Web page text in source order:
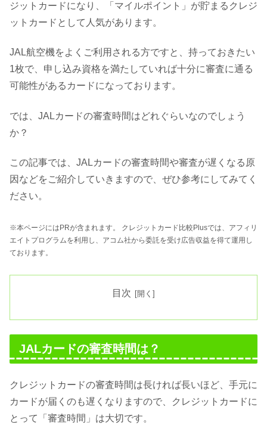
ジットカードになり、「マイルポイント」が貯まるクレジ
ットカードとして人気があります。
JAL航空機をよくご利用される方ですと、持っておきたい
1枚で、申し込み資格を満たしていれば十分に審査に通る
可能性があるカードになっております。
では、JALカードの審査時間はどれぐらいなのでしょう
か？
この記事では、JALカードの審査時間や審査が遅くなる原
因などをご紹介していきますので、ぜひ参考にしてみてく
ださい。
※本ページにはPRが含まれます。 クレジットカード比較Plusでは、アフィリ
エイトプログラムを利用し、アコム社から委託を受け広告収益を得て運用し
ております。
目次
JALカードの審査時間は？
クレジットカードの審査時間は長ければ長いほど、手元に
カードが届くのも遅くなりますので、クレジットカードに
とって「審査時間」は大切です。